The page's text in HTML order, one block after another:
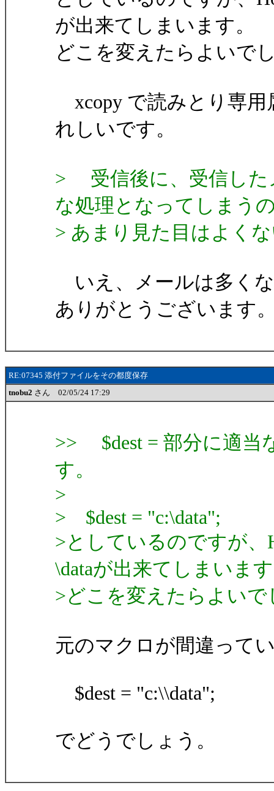
が出来てしまいます。
どこを変えたらよいで
xcopy で読みとり専用
れしいです。
> 受信後に、受信した
な処理となってしまう
> あまり見た目はよく
いえ、メールは多く
ありがとうございます
RE:07345 添付ファイルをその都度保存
tnobu2 さん 02/05/24 17:29
>> $dest = 部分に適当
す。
>
> $dest = "c:\data";
>としているのですが、
\dataが出来てしまいま
>どこを変えたらよいで
元のマクロが間違って
$dest = "c:\\data";
でどうでしょう。